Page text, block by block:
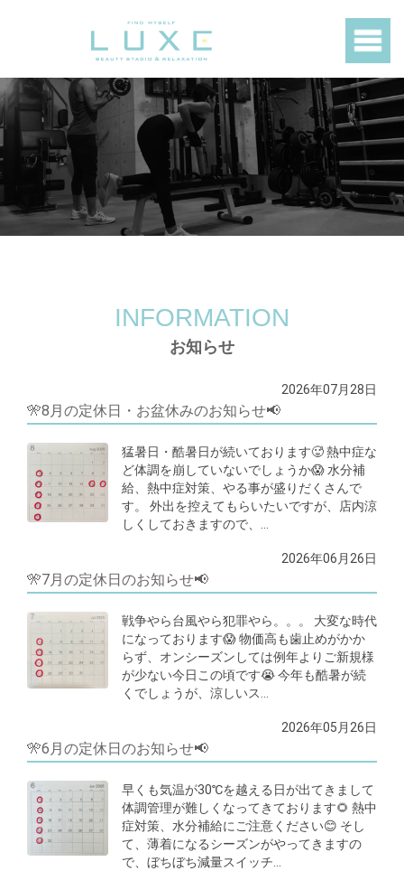
INFORMATION
お知らせ
🎌8月の定休日・お盆休みのお知らせ📢
2026年07月28日
猛暑日・酷暑日が続いております🥵 熱中症な
ど体調を崩していないでしょうか😱 水分補
給、熱中症対策、やる事が盛りだくさんで
す。 外出を控えてもらいたいですが、店内涼
しくしておきますので、…
🎌7月の定休日のお知らせ📢
2026年06月26日
戦争やら台風やら犯罪やら。。。 大変な時代
になっております😱 物価高も歯止めがかか
らず、オンシーズンしては例年よりご新規様
が少ない今日この頃です😭 今年も酷暑が続
くでしょうが、涼しいス…
🎌6月の定休日のお知らせ📢
2026年05月26日
早くも気温が30℃を越える日が出てきまして
体調管理が難しくなってきております🌻 熱中
症対策、水分補給にご注意ください😊 そし
て、薄着になるシーズンがやってきますの
で、ぼちぼち減量スイッチ…